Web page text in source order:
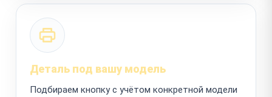
Деталь под вашу модель
Подбираем кнопку с учётом конкретной модели